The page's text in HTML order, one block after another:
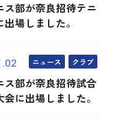
ス部が奈良招待テニ
場しました。
ニュース クラブ
ス部が奈良招待試合
に出場しました。